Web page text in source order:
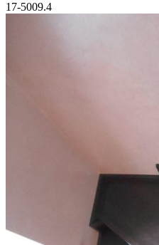
17-5009.4